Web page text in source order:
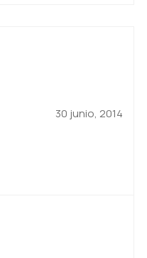
30 junio, 2014